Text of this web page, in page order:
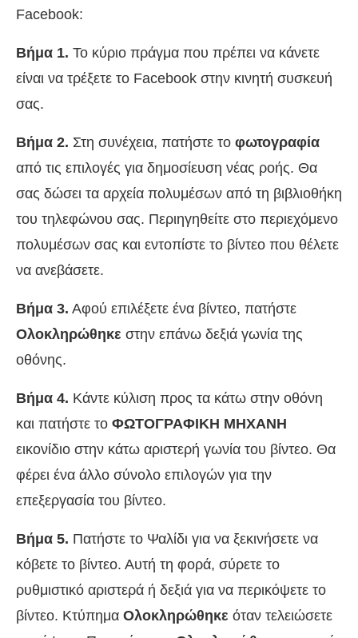
Facebook:
Βήμα 1. Το κύριο πράγμα που πρέπει να κάνετε
είναι να τρέξετε το Facebook στην κινητή συσκευή
σας.
Βήμα 2. Στη συνέχεια, πατήστε το φωτογραφία
από τις επιλογές για δημοσίευση νέας ροής. Θα
σας δώσει τα αρχεία πολυμέσων από τη βιβλιοθήκη
του τηλεφώνου σας. Περιηγηθείτε στο περιεχόμενο
πολυμέσων σας και εντοπίστε το βίντεο που θέλετε
να ανεβάσετε.
Βήμα 3. Αφού επιλέξετε ένα βίντεο, πατήστε
Ολοκληρώθηκε στην επάνω δεξιά γωνία της
οθόνης.
Βήμα 4. Κάντε κύλιση προς τα κάτω στην οθόνη
και πατήστε το ΦΩΤΟΓΡΑΦΙΚΗ ΜΗΧΑΝΗ
εικονίδιο στην κάτω αριστερή γωνία του βίντεο. Θα
φέρει ένα άλλο σύνολο επιλογών για την
επεξεργασία του βίντεο.
Βήμα 5. Πατήστε το Ψαλίδι για να ξεκινήσετε να
κόβετε το βίντεο. Αυτή τη φορά, σύρετε το
ρυθμιστικό αριστερά ή δεξιά για να περικόψετε το
βίντεο. Κτύπημα Ολοκληρώθηκε όταν τελειώσετε